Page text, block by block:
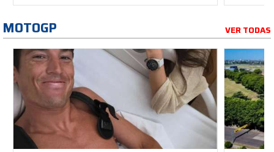
MOTOGP VER TODAS